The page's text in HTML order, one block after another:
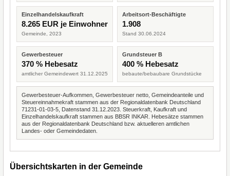
Einzelhandelskaufkraft
8.265 EUR je Einwohner
Gemeinde, 2023
Arbeitsort-Beschäftigte
1.908
Stand 30.06.2024
Gewerbesteuer
370 % Hebesatz
amtlicher Gemeindewert 31.12.2025
Grundsteuer B
400 % Hebesatz
bebaute/bebaubare Grundstücke
Gewerbesteuer-Aufkommen, Gewerbesteuer netto, Gemeindeanteile und
Steuereinnahmekraft stammen aus der Regionaldatenbank Deutschland
71231-01-03-5, Datenstand 31.12.2023. Steuerkraft, Kaufkraft und
Einzelhandelskaufkraft stammen aus BBSR INKAR. Hebesätze stammen
aus der Regionaldatenbank Deutschland bzw. aktuelleren amtlichen
Landes- oder Gemeindedaten.
Übersichtskarten in der Gemeinde